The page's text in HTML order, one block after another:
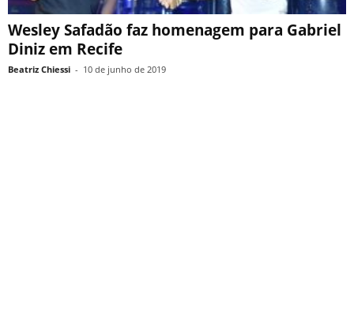
Wesley Safadão faz homenagem para Gabriel
Diniz em Recife
Beatriz Chiessi - 10 de junho de 2019